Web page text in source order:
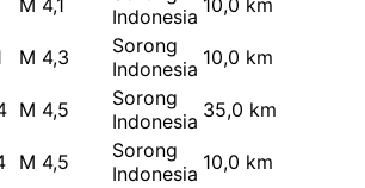
M 4,1
Indonesia 10,0 km
M 4,3
Sorong
Indonesia 10,0 km
M 4,5
Sorong
Indonesia 35,0 km
M 4,5
Sorong
Indonesia 10,0 km